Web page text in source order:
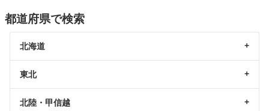
都道府県で検索
北海道
東北
北陸・甲信越